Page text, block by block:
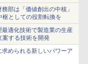
ェーズへ
部は「価値創出の中核」
としての役割転換を
最適化技術で製造業の生産
案する技術を開発
められる新しいパワーア